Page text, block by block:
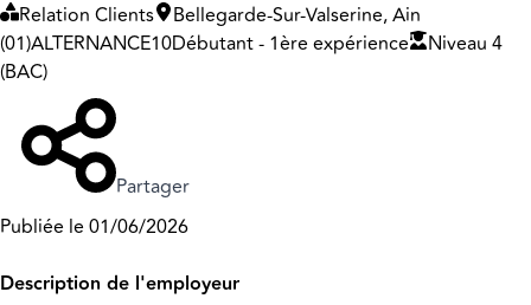
Relation Clients
Bellegarde-Sur-Valserine, Ain
(01)ALTERNANCE10Débutant - 1ère expérience
Niveau 4
(BAC)
Partager
Publiée le 01/06/2026
Description de l'employeur